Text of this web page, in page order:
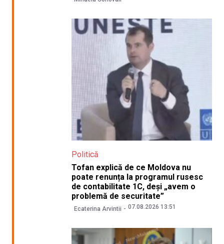
Politică
Tofan explică de ce Moldova nu
poate renunța la programul rusesc
de contabilitate 1C, deși „avem o
problemă de securitate”
Ecaterina Arvintii 07.08.2026 13:51